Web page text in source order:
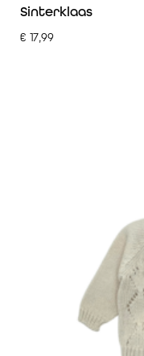
Sinterklaas
€ 17,99